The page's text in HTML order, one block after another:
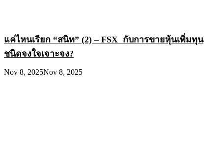
แค่ไหนเรียก “สนิท” (2) – FSX กับการขายหุ้นเพิ่มทุน
ชนิดจงใจเจาะจง?
Nov 8, 2025Nov 8, 2025